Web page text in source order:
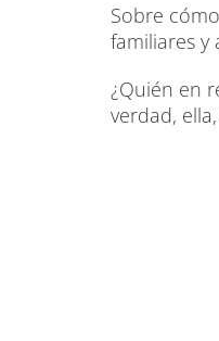
Sobre
familiares y
¿Quién en
verdad,